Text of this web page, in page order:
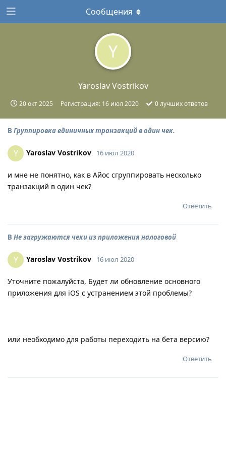
Y
Yaroslav Vostrikov
20 окт 2025 Регистрация: 16 июл 2020 0лучших ответов
Сообщения
В Группировка единичных транзакций в один чек.
Y Yaroslav Vostrikov 16 июл 2020
и мне не понятно, как в Айос сгруппировать несколько
транзакций в один чек?
Ответить
В Не загружаются чеки из приложения налоговой
Y Yaroslav Vostrikov 16 июл 2020
Уточните пожалуйста, Будет ли обновление основного
приложения для iOS с устранением этой проблемы?
или необходимо для работы переходить на бета версию?
Ответить